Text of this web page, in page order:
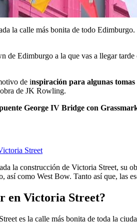
la calle más bonita de todo
de Edimburgo a la que vas a llegar
de inspiración para algunas
de JK Rowling.
George IV Bridge con
la construcción de Victoria Street, su
así como West Bow. Tanto así que, las
en Victoria Street?
es la calle más bonita de toda la